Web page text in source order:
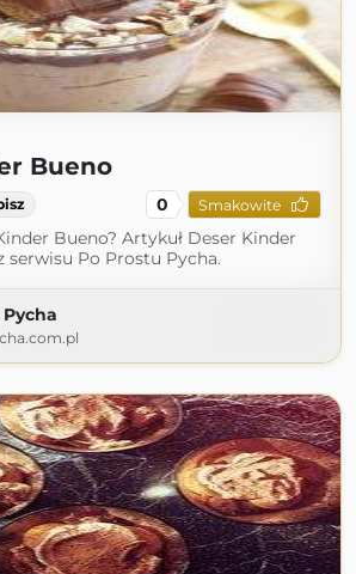
Bueno
0 Smakowite
Bueno? Artykuł Deser Kinder
serwisu Po Prostu Pycha.